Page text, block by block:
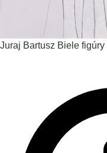
Juraj Bartusz Biele figúry